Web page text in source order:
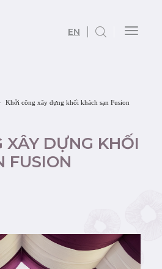
EN
Toggle
Khởi công xây dựng khối khách sạn Fusion
XÂY DỰNG KHỐI
FUSION